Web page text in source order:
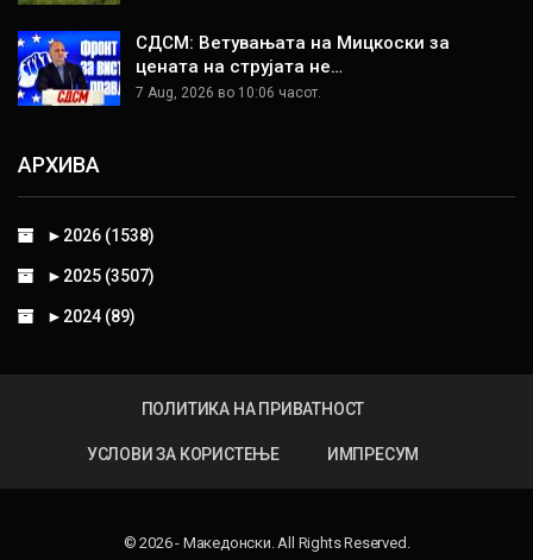
СДСМ: Ветувањата на Мицкоски за
цената на струјата не…
7 Aug, 2026 во 10:06 часот.
АРХИВА
► 2026 (1538)
► 2025 (3507)
► 2024 (89)
ПОЛИТИКА НА ПРИВАТНОСТ
УСЛОВИ ЗА КОРИСТЕЊЕ ИМПРЕСУМ
© 2026 - Македонски. All Rights Reserved.